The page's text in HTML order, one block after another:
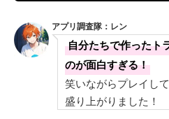
アプリ調査隊：レン
自分たちで作ったト
のが面白すぎる！
笑いながらプレイし
盛り上がりました！